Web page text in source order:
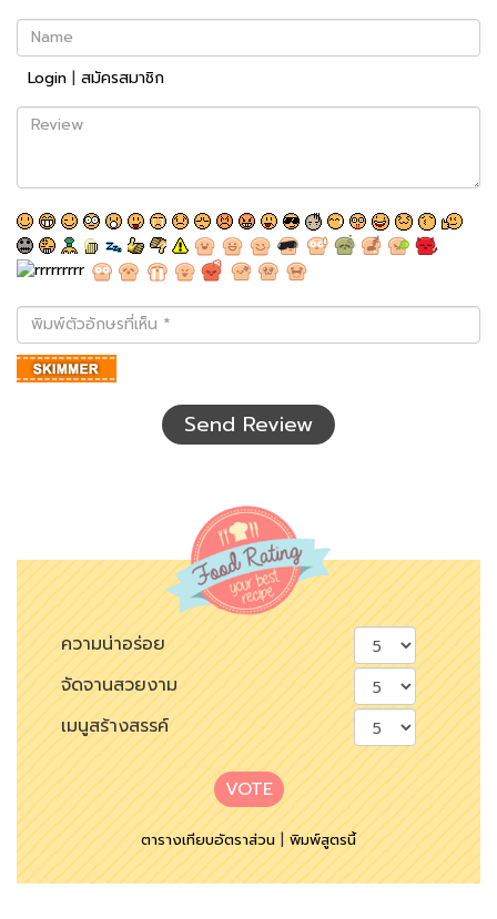
Name
Login | สมัครสมาชิก
Review
พิมพ์
ตัว
อักษร
ที่
Send Review
ความน่าอร่อย
จัดจานสวยงาม
เมนูสร้างสรรค์
VOTE
ตารางเทียบอัตราส่วน|พิมพ์สูตรนี้